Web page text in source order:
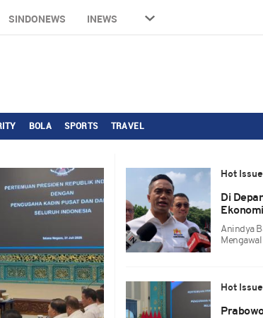
SINDONEWS INEWS
BOLA SPORTS TRAVEL
Hot Issue
Di
Ekonomi
Anindya
Hot Issue